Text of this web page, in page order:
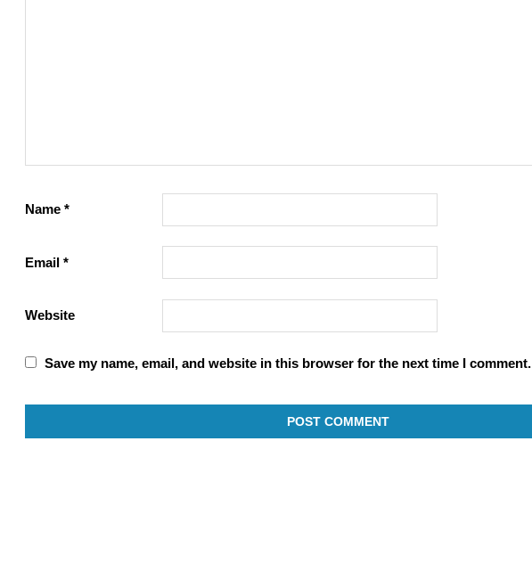
Name*
Email*
Website
Save my name, email, and website in this browser for the next time I comment.